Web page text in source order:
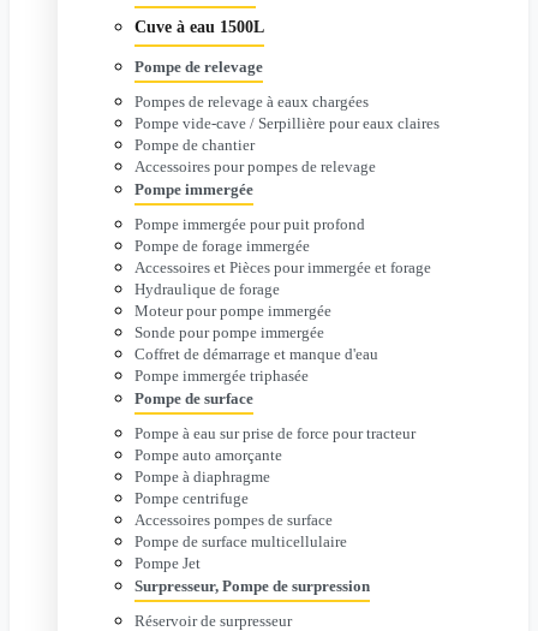
Cuve à eau 1500L
Pompe de relevage
Pompes de relevage à eaux chargées
Pompe vide-cave / Serpillière pour eaux claires
Pompe de chantier
Accessoires pour pompes de relevage
Pompe immergée
Pompe immergée pour puit profond
Pompe de forage immergée
Accessoires et Pièces pour immergée et forage
Hydraulique de forage
Moteur pour pompe immergée
Sonde pour pompe immergée
Coffret de démarrage et manque d'eau
Pompe immergée triphasée
Pompe de surface
Pompe à eau sur prise de force pour tracteur
Pompe auto amorçante
Pompe à diaphragme
Pompe centrifuge
Accessoires pompes de surface
Pompe de surface multicellulaire
Pompe Jet
Surpresseur, Pompe de surpression
Réservoir de surpresseur